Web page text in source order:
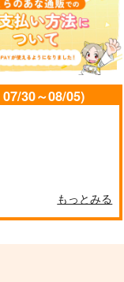
LOG+2020-2021
kamoi
2,145円（税込）
ミスラ×真木晶
サンプル
よせなべ
944円（税込）
30～08/05)
もっとみる